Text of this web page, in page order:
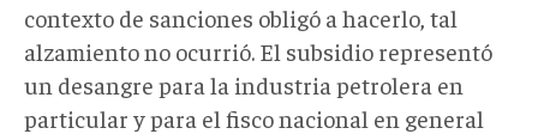
contexto de sanciones obligó a hacerlo, tal
alzamiento no ocurrió. El subsidio representó
un desangre para la industria petrolera en
particular y para el fisco nacional en general